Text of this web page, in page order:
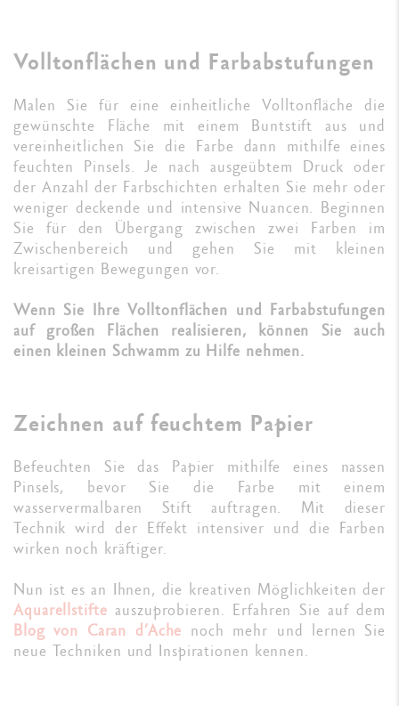
Volltonflächen und Farbabstufungen
Malen Sie für eine einheitliche Volltonfläche die
gewünschte Fläche mit einem Buntstift aus und
vereinheitlichen Sie die Farbe dann mithilfe eines
feuchten Pinsels. Je nach ausgeübtem Druck oder
der Anzahl der Farbschichten erhalten Sie mehr oder
weniger deckende und intensive Nuancen. Beginnen
Sie für den Übergang zwischen zwei Farben im
Zwischenbereich und gehen Sie mit kleinen
kreisartigen Bewegungen vor.
Wenn Sie Ihre Volltonflächen und Farbabstufungen
auf großen Flächen realisieren, können Sie auch
einen kleinen Schwamm zu Hilfe nehmen.
Zeichnen auf feuchtem Papier
Befeuchten Sie das Papier mithilfe eines nassen
Pinsels, bevor Sie die Farbe mit einem
wasservermalbaren Stift auftragen. Mit dieser
Technik wird der Effekt intensiver und die Farben
wirken noch kräftiger.
Nun ist es an Ihnen, die kreativen Möglichkeiten der
Aquarellstifte auszuprobieren. Erfahren Sie auf dem
Blog von Caran d’Ache noch mehr und lernen Sie
neue Techniken und Inspirationen kennen.